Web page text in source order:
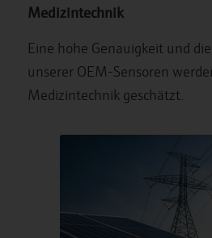
Medizintechnik
Eine hohe Genauigkeit und
unserer OEM-Sensoren
Medizintechnik geschätzt.